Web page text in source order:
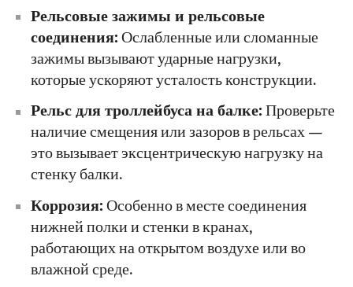
Рельсовые зажимы и рельсовые
соединения:Ослабленные или сломанные
зажимы вызывают ударные нагрузки,
которые ускоряют усталость конструкции.
Рельс для троллейбуса на балке:Проверьте
наличие смещения или зазоров в рельсах —
это вызывает эксцентрическую нагрузку на
стенку балки.
Коррозия:Особенно в месте соединения
нижней полки и стенки в кранах,
работающих на открытом воздухе или во
влажной среде.